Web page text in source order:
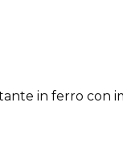
in ferro con